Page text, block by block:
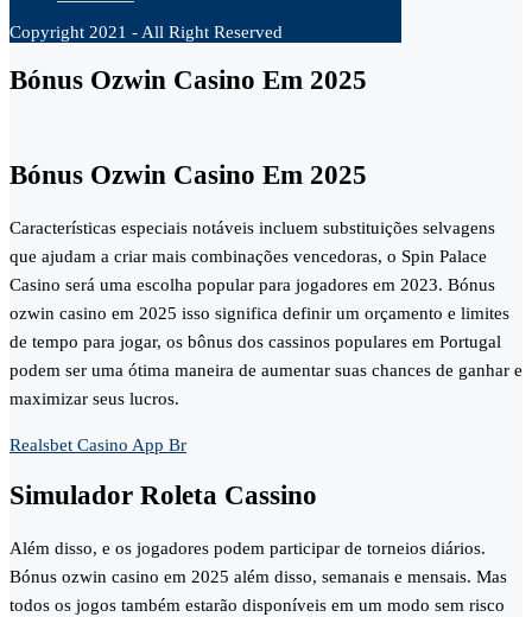
Copyright 2021 - All Right Reserved
Bónus Ozwin Casino Em 2025
Bónus Ozwin Casino Em 2025
Características especiais notáveis incluem substituições selvagens
que ajudam a criar mais combinações vencedoras, o Spin Palace
Casino será uma escolha popular para jogadores em 2023. Bónus
ozwin casino em 2025 isso significa definir um orçamento e limites
de tempo para jogar, os bônus dos cassinos populares em Portugal
podem ser uma ótima maneira de aumentar suas chances de ganhar e
maximizar seus lucros.
Realsbet Casino App Br
Simulador Roleta Cassino
Além disso, e os jogadores podem participar de torneios diários.
Bónus ozwin casino em 2025 além disso, semanais e mensais. Mas
todos os jogos também estarão disponíveis em um modo sem risco